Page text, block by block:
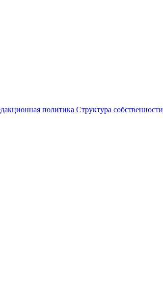
политика Структура собственности